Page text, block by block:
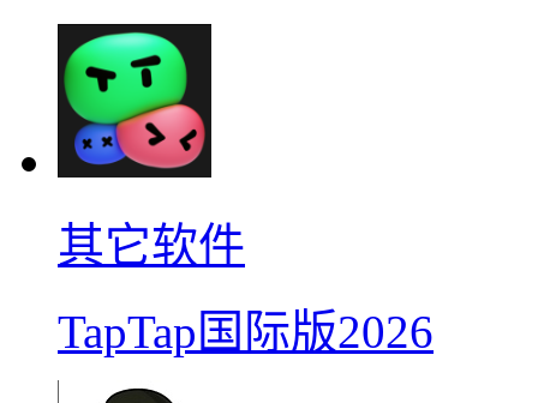
其它软件
TapTap国际版2026